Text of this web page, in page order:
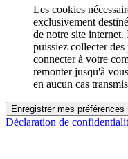
Les cookies
exclusivement
de notre site internet.
puissiez collecter
connecter à votre
remonter jusqu'à
en aucun cas
Enregistrer mes préférences
Déclaration de